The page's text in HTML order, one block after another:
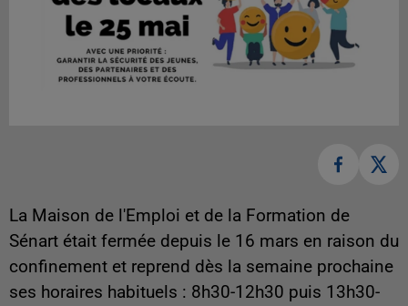
La Maison de l'Emploi et de la Formation de
Sénart était fermée depuis le 16 mars en raison du
confinement et reprend dès la semaine prochaine
ses horaires habituels : 8h30-12h30 puis 13h30-